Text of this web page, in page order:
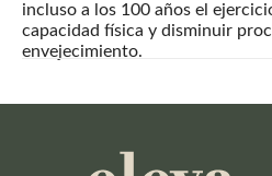
incluso a los 100 años el
capacidad física y disminuir
envejecimiento.